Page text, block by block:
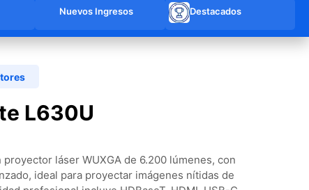
Nuevos Ingresos Destacados
L630U
láser WUXGA de 6.200 lúmenes, con
ideal para proyectar imágenes nítidas de